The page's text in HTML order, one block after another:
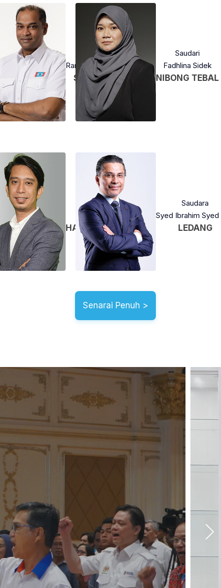
Saudara
Ramanan Ramakrishnan
SUNGAI BULOH
Saudari
Fadhlina Sidek
NIBONG TEBAL
Johari
PETANI
Saudara
Adam Adli
HANG TUAH JAYA
Saudara
Syed Ibrahim Syed
LEDANG
Senarai Penuh >